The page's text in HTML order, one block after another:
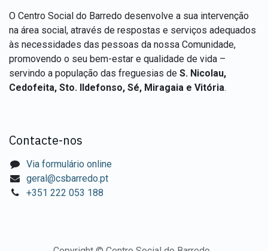
O Centro Social do Barredo desenvolve a sua intervenção
na área social, através de respostas e serviços adequados
às necessidades das pessoas da nossa Comunidade,
promovendo o seu bem-estar e qualidade de vida –
servindo a população das freguesias de S. Nicolau,
Cedofeita, Sto. Ildefonso, Sé, Miragaia e Vitória.
Contacte-nos
Via formulário online
geral@csbarredo.pt
+351 222 053 188